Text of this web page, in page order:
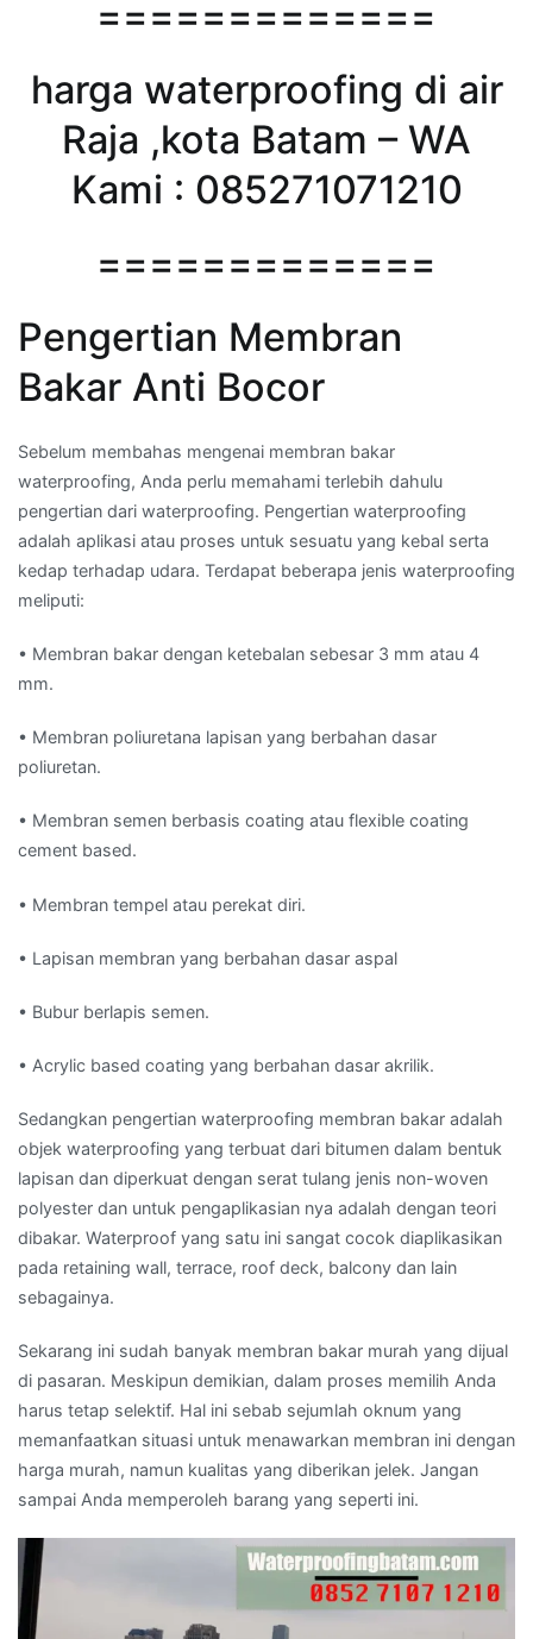
=============
harga waterproofing di air
Raja ,kota Batam – WA
Kami : 085271071210
=============
Pengertian Membran
Bakar Anti Bocor
Sebelum membahas mengenai membran bakar
waterproofing, Anda perlu memahami terlebih dahulu
pengertian dari waterproofing. Pengertian waterproofing
adalah aplikasi atau proses untuk sesuatu yang kebal serta
kedap terhadap udara. Terdapat beberapa jenis waterproofing
meliputi:
• Membran bakar dengan ketebalan sebesar 3 mm atau 4
mm.
• Membran poliuretana lapisan yang berbahan dasar
poliuretan.
• Membran semen berbasis coating atau flexible coating
cement based.
• Membran tempel atau perekat diri.
• Lapisan membran yang berbahan dasar aspal
• Bubur berlapis semen.
• Acrylic based coating yang berbahan dasar akrilik.
Sedangkan pengertian waterproofing membran bakar adalah
objek waterproofing yang terbuat dari bitumen dalam bentuk
lapisan dan diperkuat dengan serat tulang jenis non-woven
polyester dan untuk pengaplikasian nya adalah dengan teori
dibakar. Waterproof yang satu ini sangat cocok diaplikasikan
pada retaining wall, terrace, roof deck, balcony dan lain
sebagainya.
Sekarang ini sudah banyak membran bakar murah yang dijual
di pasaran. Meskipun demikian, dalam proses memilih Anda
harus tetap selektif. Hal ini sebab sejumlah oknum yang
memanfaatkan situasi untuk menawarkan membran ini dengan
harga murah, namun kualitas yang diberikan jelek. Jangan
sampai Anda memperoleh barang yang seperti ini.